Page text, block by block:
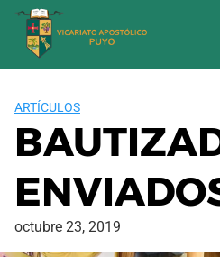
Saltar
contenido
ARTÍCULOS
octubre 23, 2019